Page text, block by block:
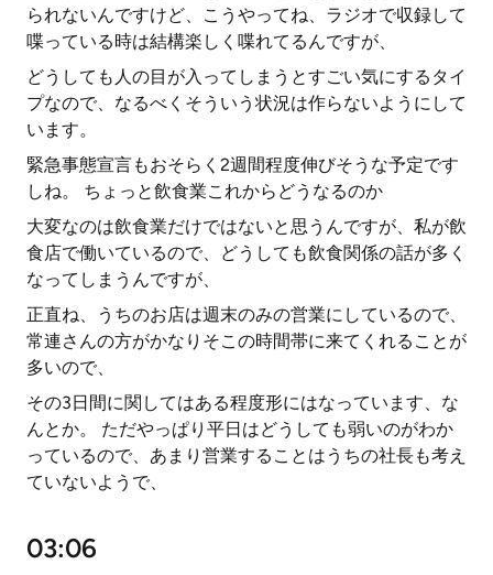
られないんですけど、こうやってね、ラジオで収録して
喋っている時は結構楽しく喋れてるんですが、
どうしても人の目が入ってしまうとすごい気にするタイ
プなので、なるべくそういう状況は作らないようにして
います。
緊急事態宣言もおそらく2週間程度伸びそうな予定です
しね。 ちょっと飲食業これからどうなるのか
大変なのは飲食業だけではないと思うんですが、私が飲
食店で働いているので、どうしても飲食関係の話が多く
なってしまうんですが、
正直ね、うちのお店は週末のみの営業にしているので、
常連さんの方がかなりそこの時間帯に来てくれることが
多いので、
その3日間に関してはある程度形にはなっています、な
んとか。 ただやっぱり平日はどうしても弱いのがわか
っているので、あまり営業することはうちの社長も考え
ていないようで、
03:06